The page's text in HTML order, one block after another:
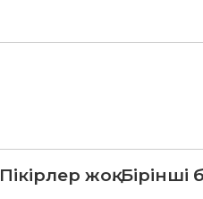
Пікірлер жоқ.